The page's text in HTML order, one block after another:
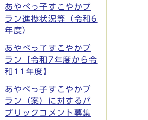
あやべっ子すこやかプ
ラン進捗状況等（令和6
年度）
あやべっ子すこやかプ
ラン【令和7年度から令
和11年度】
あやべっ子すこやかプ
ラン（案）に対するパ
ブリックコメント募集